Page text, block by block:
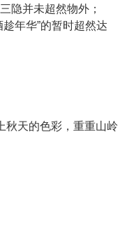
隐并未超然物外；
趁年华”的暂时超然达
秋天的色彩，重重山岭